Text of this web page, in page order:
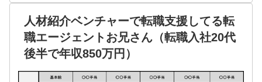
人材紹介ベンチャーで転職支援してる転
職エージェントお兄さん（転職入社20代
後半で年収850万円）